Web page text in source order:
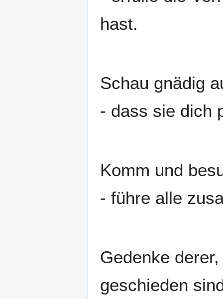
hast.
Schau gnädig
- dass sie dich
Komm und
- führe alle
Gedenke
geschieden